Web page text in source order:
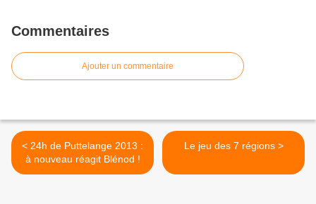
Commentaires
Ajouter un commentaire
< 24h de Puttelange 2013 :
à nouveau réagit Blénod !
Le jeu des 7 régions >